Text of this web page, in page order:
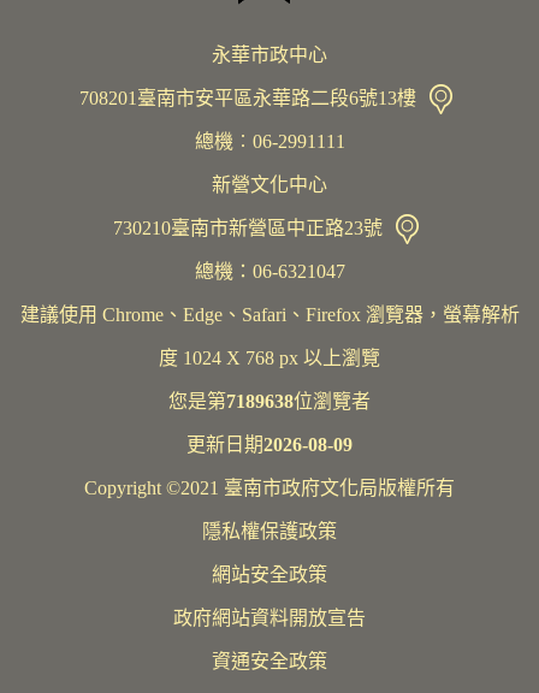
永華市政中心
708201臺南市安平區永華路二段6號13樓
總機︰06-2991111
新營文化中心
730210臺南市新營區中正路23號
總機：06-6321047
建議使用 Chrome、Edge、Safari、Firefox 瀏覽器，螢幕解析
度 1024 X 768 px 以上瀏覽
您是第7189638位瀏覽者
更新日期2026-08-09
Copyright ©2021 臺南市政府文化局版權所有
隱私權保護政策
網站安全政策
政府網站資料開放宣告
資通安全政策